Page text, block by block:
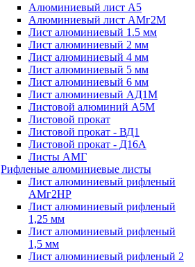
Алюминиевый лист А5
Алюминиевый лист АМг2М
Лист алюминиевый 1.5 мм
Лист алюминиевый 2 мм
Лист алюминиевый 4 мм
Лист алюминиевый 5 мм
Лист алюминиевый 6 мм
Лист алюминиевый АД1М
Листовой алюминий А5М
Листовой прокат
Листовой прокат - ВД1
Листовой прокат - Д16А
Листы АМГ
Рифленые алюминиевые листы
Лист алюминиевый рифленый
АМг2НР
Лист алюминиевый рифленый
1,25 мм
Лист алюминиевый рифленый
1,5 мм
Лист алюминиевый рифленый 2